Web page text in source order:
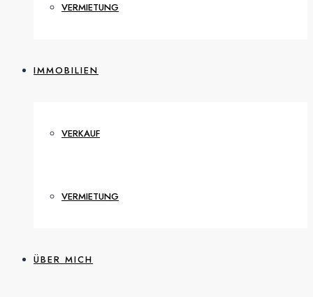
VERMIETUNG
IMMOBILIEN
VERKAUF
VERMIETUNG
ÜBER MICH